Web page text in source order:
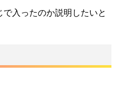
入ったのか説明したいと